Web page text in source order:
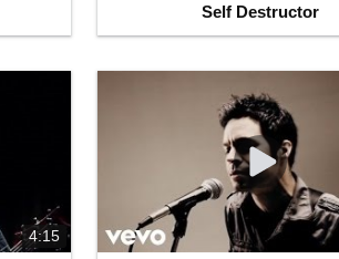
Self Destructor
4:15